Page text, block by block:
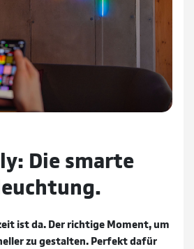
Die smarte
ist da. Der richtige Moment, um
zu gestalten. Perfekt dafür